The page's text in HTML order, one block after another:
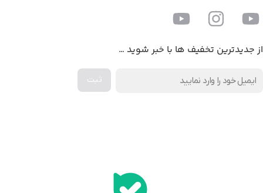
از جدیدترین تخفیف ها با خبر شوید …